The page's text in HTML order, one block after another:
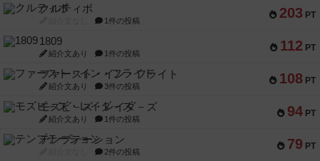
203 PT
クルティボ
1件の投稿
112 PT
1809
紹介文あり 1件の投稿
108 PT
ファースト・イン・フライト
紹介文あり 3件の投稿
94 PT
モズビ－ズ・レイダ－ズ
紹介文あり 1件の投稿
79 PT
テンプテーション
2件の投稿